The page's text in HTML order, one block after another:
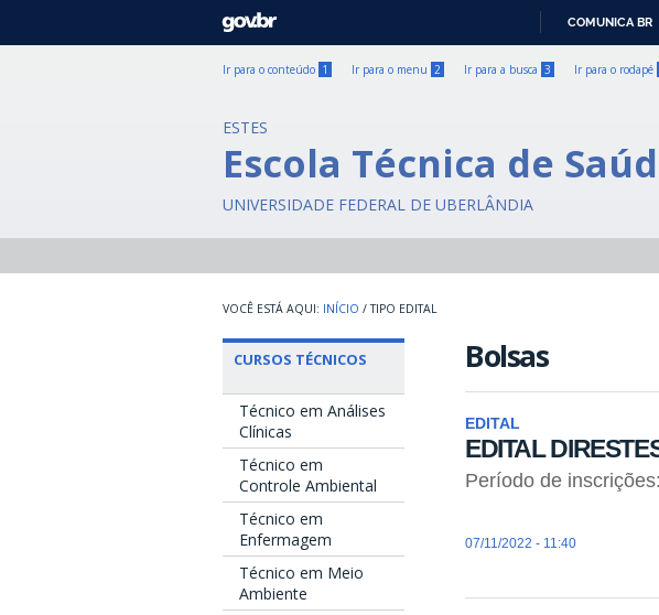
GOVBR
COMUNICA BR
Ir para o conteúdo 1 Ir para o menu 2 Ir para a busca 3 Ir para o rodapé
ESTES
Escola Técnica de
UNIVERSIDADE FEDERAL DE UBERLÂNDIA
INÍCIO / TIPO EDITAL
CURSOS TÉCNICOS
Técnico em Análises
Clínicas
Técnico em
Controle Ambiental
Técnico em
Enfermagem
Técnico em Meio
Ambiente
Bolsas
EDITAL
EDITAL
Período de
07/11/2022 - 11:40